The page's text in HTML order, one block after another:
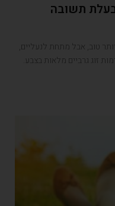
תשובה
טוב, אבל מתחת לנעליים,
זוג גרביים מלאות בצבע.